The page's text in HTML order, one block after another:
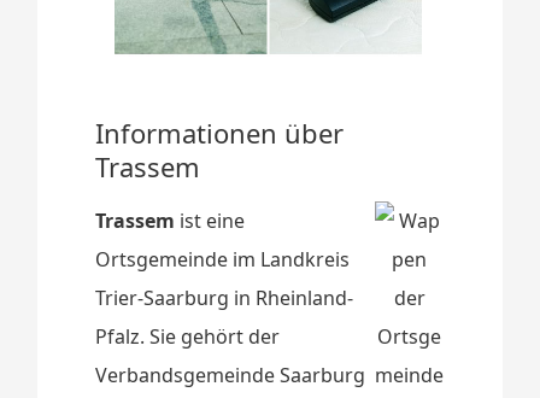
Informationen über
Trassem
Trassem ist eine
Ortsgemeinde im Landkreis
Trier-Saarburg in Rheinland-
Pfalz. Sie gehört der
Verbandsgemeinde Saarburg